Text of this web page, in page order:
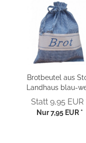
Brotbeutel aus
Landhaus blau-
kariert
Statt 9,95 EUR
Nur 7,95 EUR *